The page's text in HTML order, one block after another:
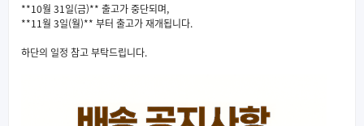
**10월 31일(금)** 출고가 중단되며,
**11월 3일(월)** 부터 출고가 재개됩니다.
하단의 일정 참고 부탁드립니다.